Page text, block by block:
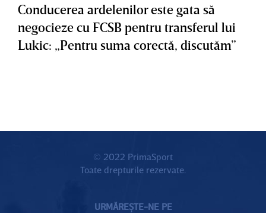
Conducerea ardelenilor este gata să
negocieze cu FCSB pentru transferul lui
Lukic: „Pentru suma corectă, discutăm”
© 2022 PrimaSport
Toate drepturile rezervate.
URMĂREȘTE-NE PE